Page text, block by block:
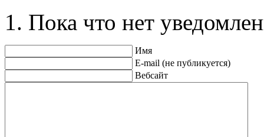
Пока что нет
Имя
E-mail (не публикуется)
Вебсайт